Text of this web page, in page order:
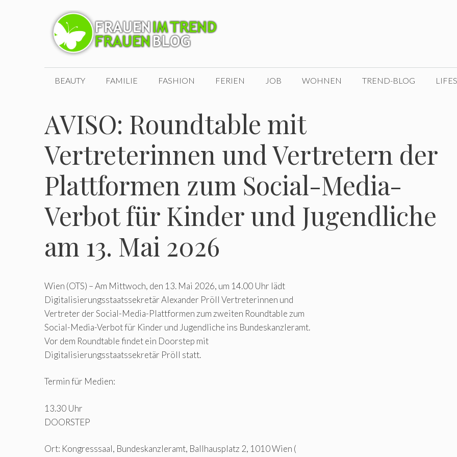
BEAUTY FAMILIE FASHION FERIEN JOB WOHNEN TREND-BLOG
AVISO: Roundtable mit
Vertreterinnen und Vertretern der
Plattformen zum Social-Media-
Verbot für Kinder und Jugendliche
am 13. Mai 2026
Wien (OTS) – Am Mittwoch, den 13. Mai 2026, um 14.00 Uhr lädt
Digitalisierungsstaatssekretär Alexander Pröll Vertreterinnen und
Vertreter der Social-Media-Plattformen zum zweiten Roundtable zum
Social-Media-Verbot für Kinder und Jugendliche ins Bundeskanzleramt.
Vor dem Roundtable findet ein Doorstep mit
Digitalisierungsstaatssekretär Pröll statt.
Termin für Medien:
13.30 Uhr
DOORSTEP
Ort: Kongresssaal, Bundeskanzleramt, Ballhausplatz 2, 1010 Wien (